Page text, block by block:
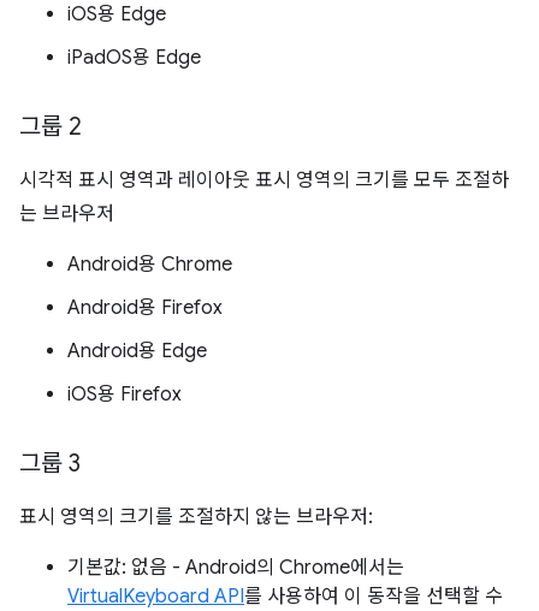
iOS용 Edge
iPadOS용 Edge
그룹 2
시각적 표시 영역과 레이아웃 표시 영역의 크기를 모두 조절하
는 브라우저
Android용 Chrome
Android용 Firefox
Android용 Edge
iOS용 Firefox
그룹 3
표시 영역의 크기를 조절하지 않는 브라우저:
기본값: 없음 - Android의 Chrome에서는
VirtualKeyboard API를 사용하여 이 동작을 선택할 수